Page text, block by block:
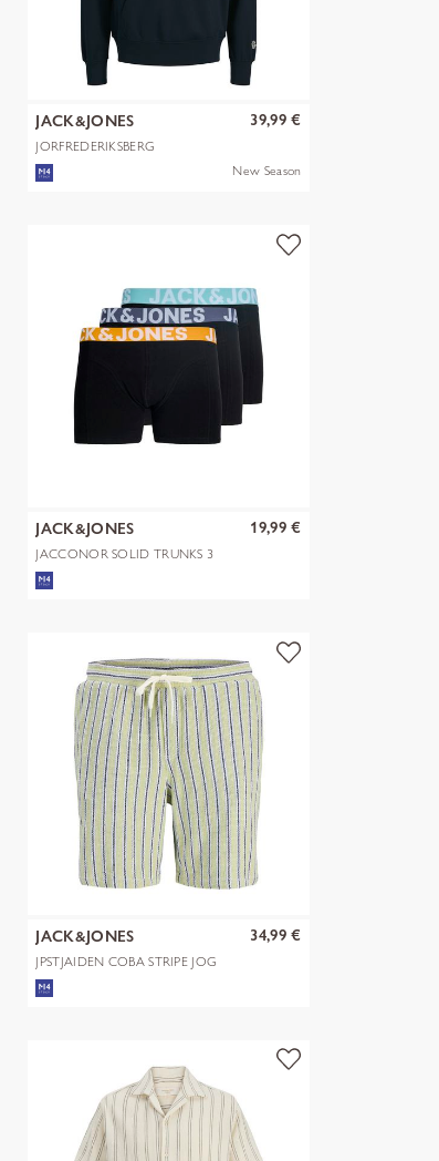
JACK&JONES
JORFREDERIKSBERG
MONOGRAM SWEAT HOO
39,99 €
New Season
JACK&JONES
JACCONOR SOLID TRUNKS 3
PACK NOOS
19,99 €
JACK&JONES
JPSTJAIDEN COBA STRIPE JOG
SHORTS R
34,99 €